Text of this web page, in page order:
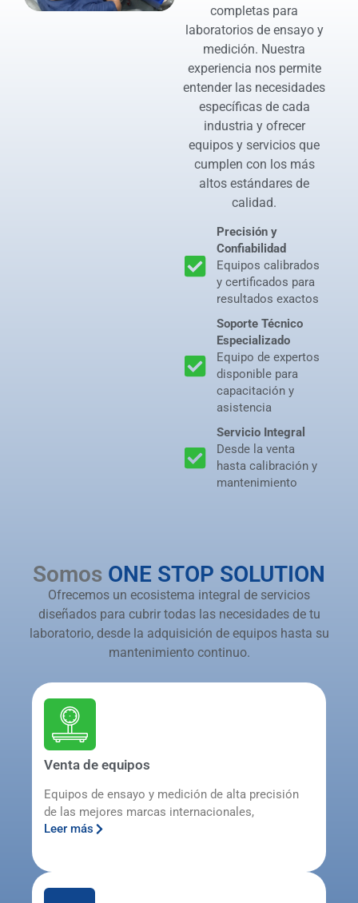
completas para
laboratorios de ensayo y
medición. Nuestra
experiencia nos permite
entender las necesidades
específicas de cada
industria y ofrecer
equipos y servicios que
cumplen con los más
altos estándares de
calidad.
Precisión y
Confiabilidad
Equipos calibrados
y certificados para
resultados exactos
Soporte Técnico
Especializado
Equipo de expertos
disponible para
capacitación y
asistencia
Servicio Integral
Desde la venta
hasta calibración y
mantenimiento
Somos ONE STOP SOLUTION
Ofrecemos un ecosistema integral de servicios
diseñados para cubrir todas las necesidades de tu
laboratorio, desde la adquisición de equipos hasta su
mantenimiento continuo.
Venta de equipos
Equipos de ensayo y medición de alta precisión
de las mejores marcas internacionales,
Leer más